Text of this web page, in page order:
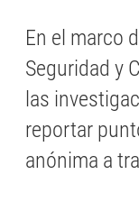
En el marco
Seguridad y
las
reportar
anónima a